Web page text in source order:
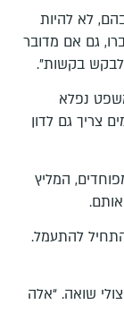
לא להיות
גם אם מדובר
לבקש בקשות”.
נפלא
צריך גם לדון
המליץ
להתעמל.
שואה. “אלה